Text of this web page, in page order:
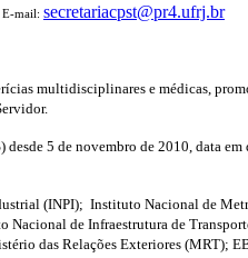
E-mail: secretariacpst@pr4.ufrj.br
multidisciplinares e médicas,
5 de novembro de 2010, data
(INPI); Instituto Nacional de
de Infraestrutura de
das Relações Exteriores (MRT);